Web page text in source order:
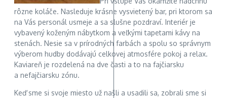
rôzne koláče. Nasleduje krásne vysvietený bar, pri ktorom sa
na Vás personál usmeje a sa slušne pozdraví. Interiér je
vybavený koženým nábytkom a veľkými tapetami kávy na
stenách. Nesie sa v prírodných farbách a spolu so správnym
výberom hudby dodávajú celkovej atmosfére pokoj a relax.
Kaviareň je rozdelená na dve časti a to na fajčiarsku
a nefajčiarsku zónu.
Keď sme si svoje miesto už našli a usadili sa, zobrali sme si